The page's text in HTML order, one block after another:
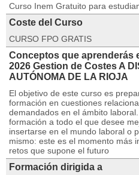
Curso Inem Gratuito para
Coste del Curso
CURSO FPO GRATIS
Conceptos que aprenderás
2026 Gestion de Costes A
AUTÓNOMA DE LA RIOJA
El objetivo de este curso es
formación en cuestiones
demandados en el ámbito
formación a todo el que desee
insertarse en el mundo laboral o
mismo: este es el momento más
retos que supone el futuro
Formación dirigida a